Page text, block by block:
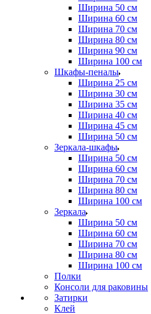
Ширина 50 см
Ширина 60 см
Ширина 70 см
Ширина 80 см
Ширина 90 см
Ширина 100 см
Шкафы-пеналы
Ширина 25 см
Ширина 30 см
Ширина 35 см
Ширина 40 см
Ширина 45 см
Ширина 50 см
Зеркала-шкафы
Ширина 50 см
Ширина 60 см
Ширина 70 см
Ширина 80 см
Ширина 100 см
Зеркала
Ширина 50 см
Ширина 60 см
Ширина 70 см
Ширина 80 см
Ширина 100 см
Полки
Консоли для раковины
Затирки
Клей